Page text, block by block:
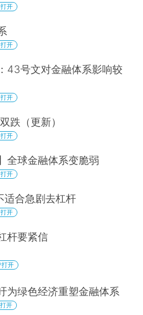
开
开
43号文对金融体系影响较
开
跌（更新）
开
全球金融体系变脆弱
开
适合急剧去杠杆
开
杆要紧信
打开
为绿色经济重塑金融体系
开